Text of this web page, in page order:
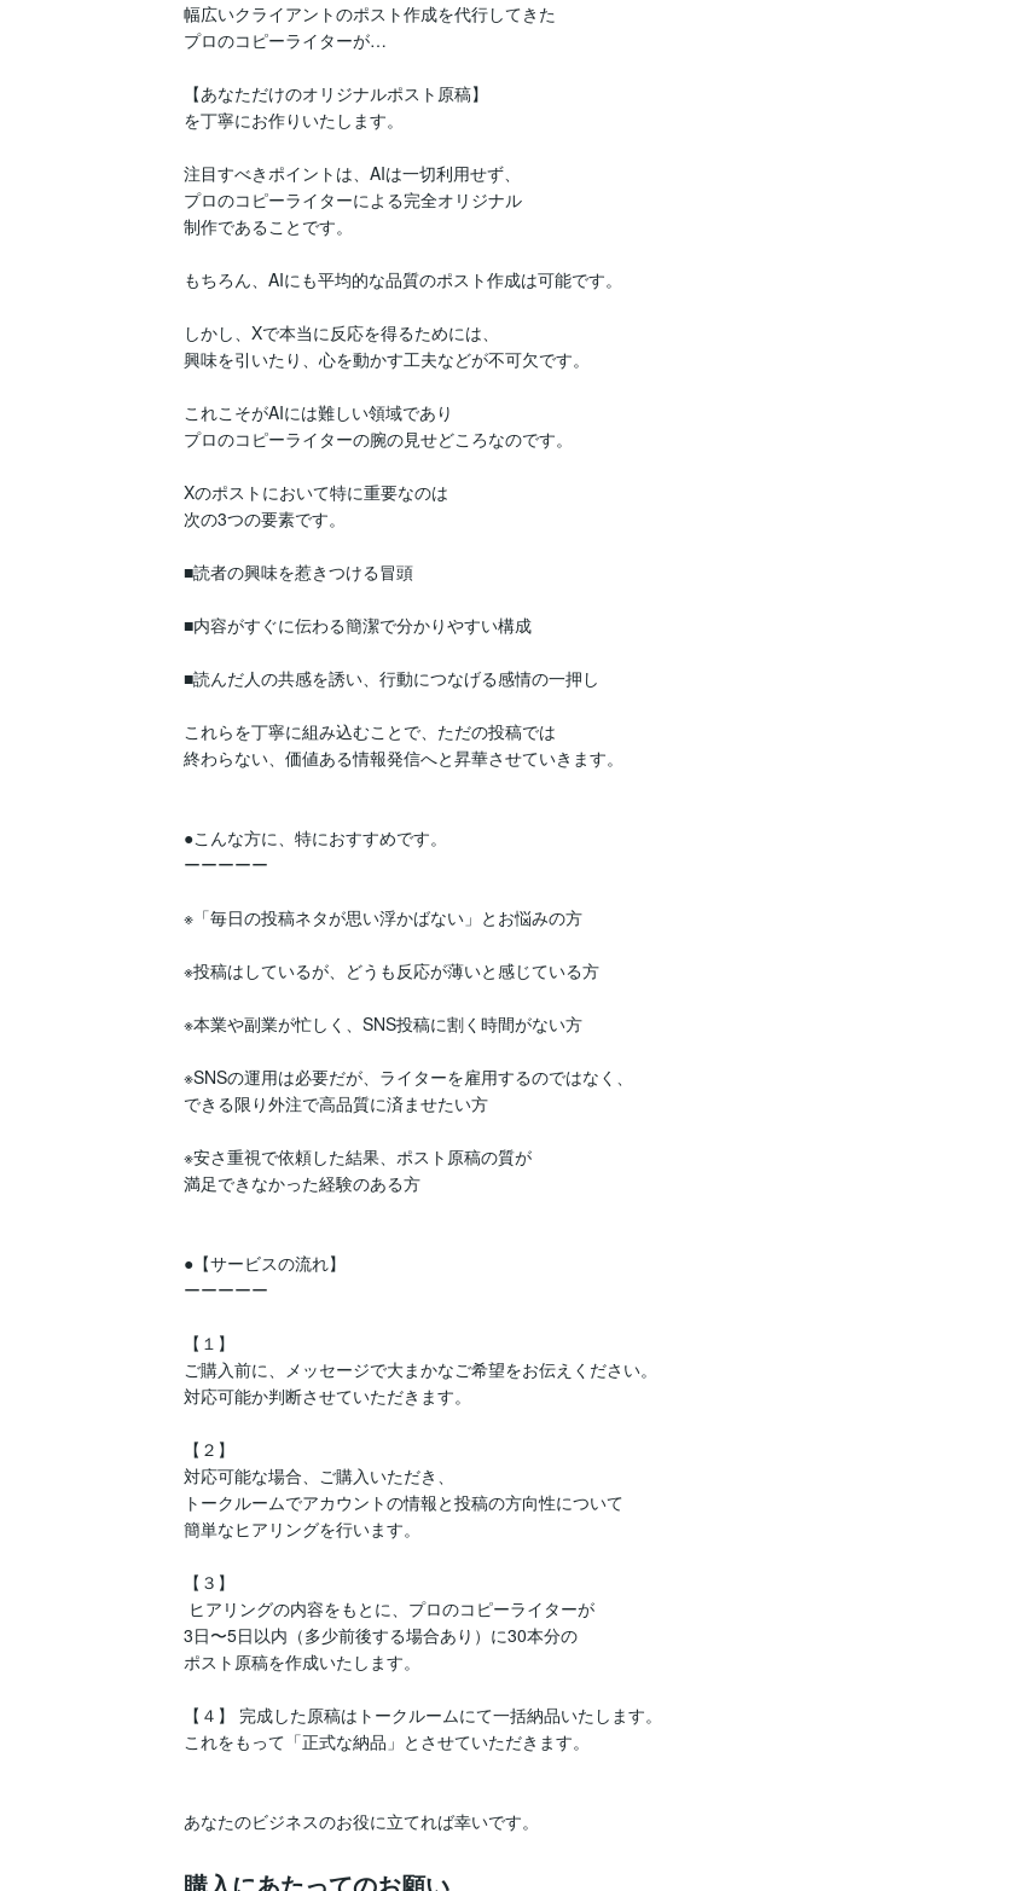
幅広いクライアントのポスト作成を代行してきた
プロのコピーライターが…
【あなただけのオリジナルポスト原稿】
を丁寧にお作りいたします。
注目すべきポイントは、AIは一切利用せず、
プロのコピーライターによる完全オリジナル
制作であることです。
もちろん、AIにも平均的な品質のポスト作成は可能です。
しかし、Xで本当に反応を得るためには、
興味を引いたり、心を動かす工夫などが不可欠です。
これこそがAIには難しい領域であり
プロのコピーライターの腕の見せどころなのです。
Xのポストにおいて特に重要なのは
次の3つの要素です。
■読者の興味を惹きつける冒頭
■内容がすぐに伝わる簡潔で分かりやすい構成
■読んだ人の共感を誘い、行動につなげる感情の一押し
これらを丁寧に組み込むことで、ただの投稿では
終わらない、価値ある情報発信へと昇華させていきます。
●こんな方に、特におすすめです。
ーーーーー
※「毎日の投稿ネタが思い浮かばない」とお悩みの方
※投稿はしているが、どうも反応が薄いと感じている方
※本業や副業が忙しく、SNS投稿に割く時間がない方
※SNSの運用は必要だが、ライターを雇用するのではなく、
できる限り外注で高品質に済ませたい方
※安さ重視で依頼した結果、ポスト原稿の質が
満足できなかった経験のある方
●【サービスの流れ】
ーーーーー
【１】
ご購入前に、メッセージで大まかなご希望をお伝えください。
対応可能か判断させていただきます。
【２】
対応可能な場合、ご購入いただき、
トークルームでアカウントの情報と投稿の方向性について
簡単なヒアリングを行います。
【３】
3日〜5日以内（多少前後する場合あり）に30本分の
ポスト原稿を作成いたします。
【４】 完成した原稿はトークルームにて一括納品いたします。
これをもって「正式な納品」とさせていただきます。